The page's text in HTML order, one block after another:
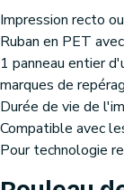
Impression recto
Ruban en PET
1 panneau entier
marques de
Durée de vie de
Compatible avec
Pour technologie